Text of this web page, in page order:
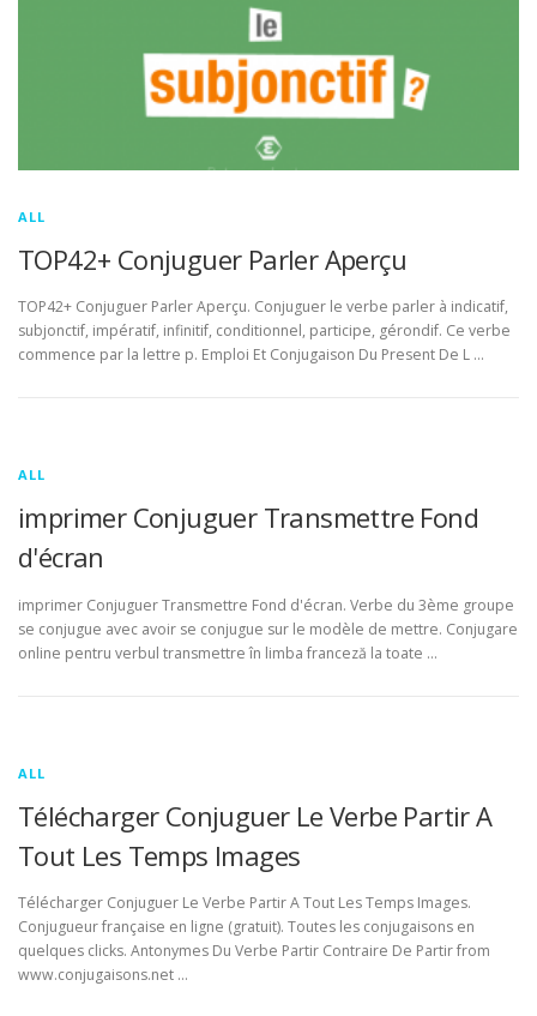
ALL
TOP42+ Conjuguer Parler Aperçu
TOP42+ Conjuguer Parler Aperçu. Conjuguer le verbe parler à indicatif,
subjonctif, impératif, infinitif, conditionnel, participe, gérondif. Ce verbe
commence par la lettre p. Emploi Et Conjugaison Du Present De L …
ALL
imprimer Conjuguer Transmettre Fond
d'écran
imprimer Conjuguer Transmettre Fond d'écran. Verbe du 3ème groupe
se conjugue avec avoir se conjugue sur le modèle de mettre. Conjugare
online pentru verbul transmettre în limba franceză la toate …
ALL
Télécharger Conjuguer Le Verbe Partir A
Tout Les Temps Images
Télécharger Conjuguer Le Verbe Partir A Tout Les Temps Images.
Conjugueur française en ligne (gratuit). Toutes les conjugaisons en
quelques clicks. Antonymes Du Verbe Partir Contraire De Partir from
www.conjugaisons.net …